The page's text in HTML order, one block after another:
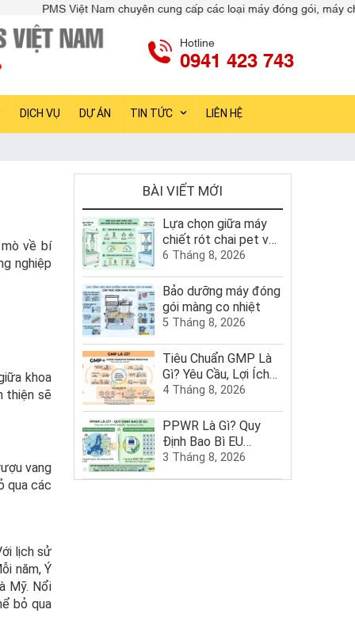
Nam chuyên cung cấp các loại máy đóng gói, máy chiết rót, máy
Hotline
0941 423 743
DỊCH VỤ DỰ ÁN TIN TỨC LIÊN HỆ
về bí
nghiệp
khoa
thiện sẽ
vang
qua các
lịch sử
năm, Ý
Mỹ. Nổi
bỏ qua
BÀI VIẾT MỚI
Lựa chọn giữa máy
chiết rót chai pet và
máy chiết rót chai
6 Tháng 8, 2026
Bảo dưỡng máy đóng
gói màng co nhiệt
5 Tháng 8, 2026
Tiêu Chuẩn GMP Là
Gì? Yêu Cầu, Lợi Ích
Và Quy Trình Chứng
4 Tháng 8, 2026
PPWR Là Gì? Quy
Định Bao Bì EU
2025–2030
3 Tháng 8, 2026